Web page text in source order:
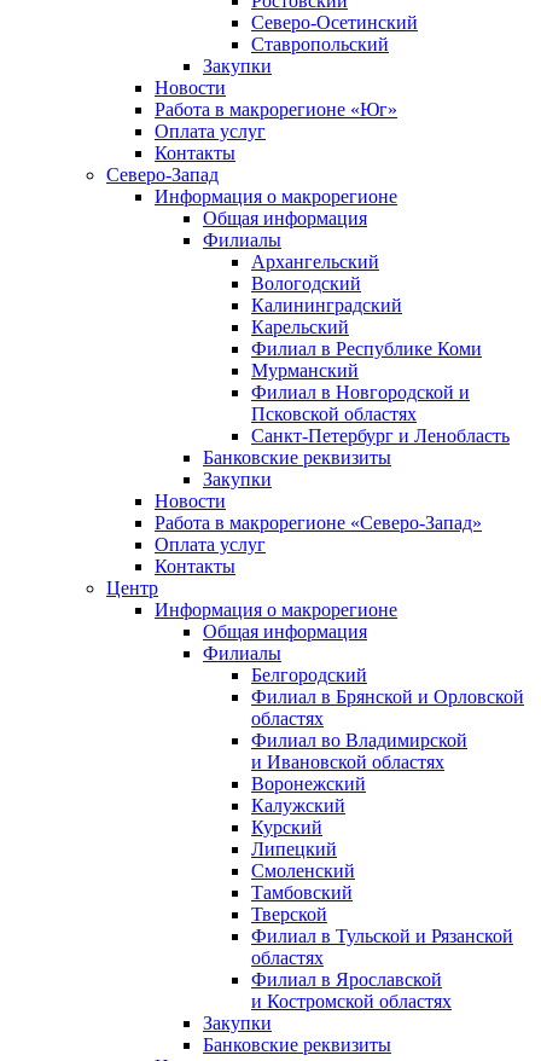
Северо-Осетинский
Ставропольский
Закупки
Новости
Работа в макрорегионе «Юг»
Оплата услуг
Контакты
Северо-Запад
Информация о макрорегионе
Общая информация
Филиалы
Архангельский
Вологодский
Калининградский
Карельский
Филиал в Республике Коми
Мурманский
Филиал в Новгородской и
Псковской областях
Санкт-Петербург и Ленобласть
Банковские реквизиты
Закупки
Новости
Работа в макрорегионе «Северо-Запад»
Оплата услуг
Контакты
Центр
Информация о макрорегионе
Общая информация
Филиалы
Белгородский
Филиал в Брянской и Орловской
областях
Филиал во Владимирской
и Ивановской областях
Воронежский
Калужский
Курский
Липецкий
Смоленский
Тамбовский
Тверской
Филиал в Тульской и Рязанской
областях
Филиал в Ярославской
и Костромской областях
Закупки
Банковские реквизиты